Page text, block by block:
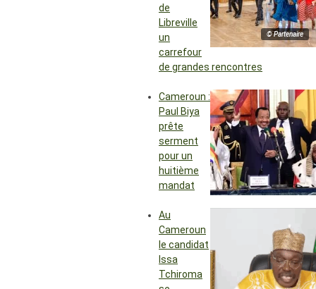
© Partenaire
de
Libreville
un
carrefour
de grandes rencontres
Cameroun :
Paul Biya
prête
serment
pour un
huitième
mandat
Au
Cameroun
le candidat
Issa
Tchiroma